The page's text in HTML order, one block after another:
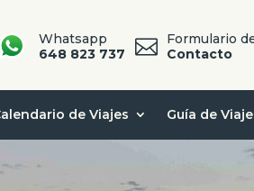
Whatsapp
648 823 737

Formulario
Contacto
de Viajes Guía de